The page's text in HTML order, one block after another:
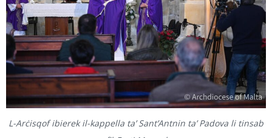
L-Arċisqof ibierek il-kappella ta’ Sant’Antnin ta’ Padova li tinsab